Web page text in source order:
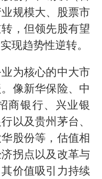
规模大、股票市
，但领先股有望
现趋势性逆转。
为核心的中大市
像新华保险、中
商银行、兴业银
以及贵州茅台、
股份等，估值相
拐点以及改革与
价值吸引力持续